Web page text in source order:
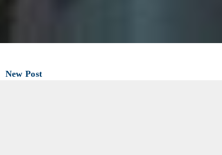
New Post